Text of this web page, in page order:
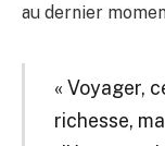
au dernier
« Voyager,
richesse,